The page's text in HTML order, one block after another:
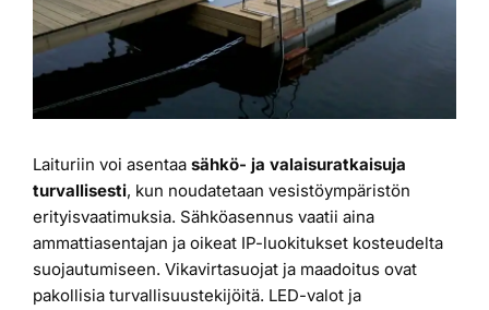
Asiakaskokemuksia
Laituriin voi asentaa sähkö- ja valaisuratkaisuja
turvallisesti, kun noudatetaan vesistöympäristön
erityisvaatimuksia. Sähköasennus vaatii aina
ammattiasentajan ja oikeat IP-luokitukset kosteudelta
suojautumiseen. Vikavirtasuojat ja maadoitus ovat
pakollisia turvallisuustekijöitä. LED-valot ja